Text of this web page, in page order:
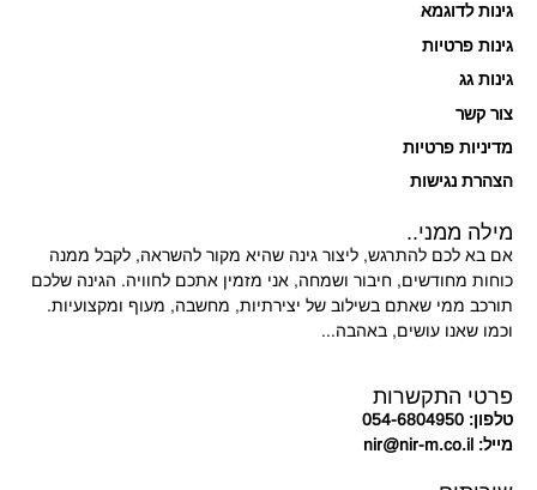
גינות לדוגמא
גינות פרטיות
גינות גג
צור קשר
מדיניות פרטיות
הצהרת נגישות
מילה ממני..
אם בא לכם להתרגש, ליצור גינה שהיא מקור להשראה, לקבל ממנה
כוחות מחודשים, חיבור ושמחה, אני מזמין אתכם לחוויה. הגינה שלכם
תורכב ממי שאתם בשילוב של יצירתיות, מחשבה, מעוף ומקצועיות.
וכמו שאנו עושים, באהבה...
פרטי התקשרות
טלפון: 054-6804950
מייל: nir@nir-m.co.il